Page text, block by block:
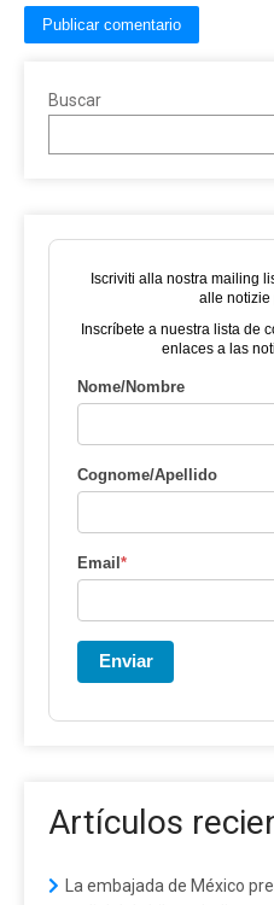
Buscar
Iscriviti alla nostra mailing
alle notizie
Inscríbete a nuestra lista de
enlaces a las
Nome/Nombre
Cognome/Apellido
Email*
Enviar
Artículos
La embajada de México